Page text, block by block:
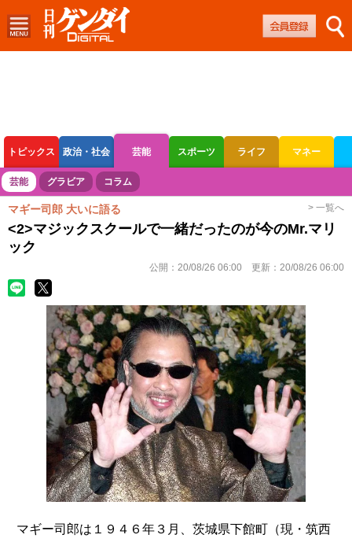
トピックス 政治・社会 芸能 スポーツ ライフ マネー
ボートレース 競輪 オートレース
芸能 グラビア コラム
マギー司郎 大いに語る > 一覧へ
<2>マジックスクールで一緒だったのが今のMr.マリ
ック
公開： 20/08/26 06:00 更新： 20/08/26 06:00
マギー司郎は１９４６年３月、茨城県下館町（現・筑西